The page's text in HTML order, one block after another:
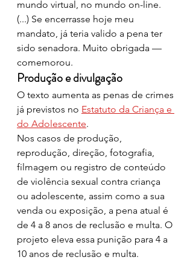
mundo virtual, no mundo on-line.
(...) Se encerrasse hoje meu
mandato, já teria valido a pena ter
sido senadora. Muito obrigada —
comemorou.
Produção e divulgação
O texto aumenta as penas de crimes
já previstos no Estatuto da Criança e
do Adolescente.
Nos casos de produção,
reprodução, direção, fotografia,
filmagem ou registro de conteúdo
de violência sexual contra criança
ou adolescente, assim como a sua
venda ou exposição, a pena atual é
de 4 a 8 anos de reclusão e multa. O
projeto eleva essa punição para 4 a
10 anos de reclusão e multa.